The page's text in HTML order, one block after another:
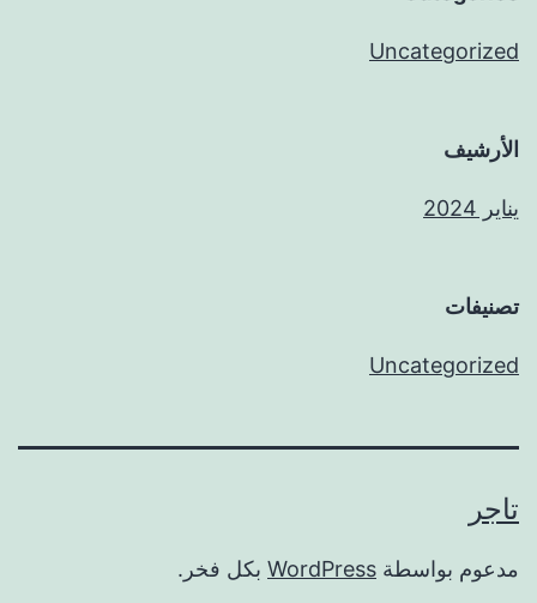
Uncategorized
الأرشيف
يناير 2024
تصنيفات
Uncategorized
تاجر
مدعوم بواسطة WordPress بكل فخر.